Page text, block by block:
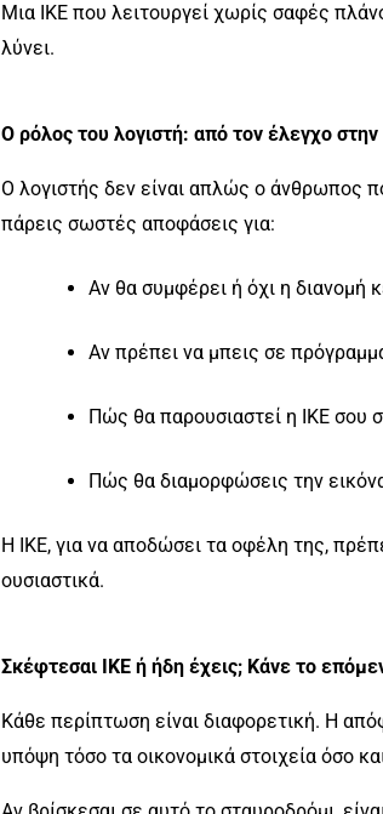
Μια ΙΚΕ που λειτουργεί χωρίς σαφές
λύνει.
Ο ρόλος του λογιστή: από τον έλεγχο
Ο λογιστής δεν είναι απλώς ο άνθρωπος
πάρεις σωστές αποφάσεις για:
Αν θα συμφέρει ή όχι η διανομή
Αν πρέπει να μπεις σε
Πώς θα παρουσιαστεί η ΙΚΕ σου
Πώς θα διαμορφώσεις την
Η ΙΚΕ, για να αποδώσει τα οφέλη της,
ουσιαστικά.
Σκέφτεσαι ΙΚΕ ή ήδη έχεις; Κάνε το
Κάθε περίπτωση είναι διαφορετική. Η
υπόψη τόσο τα οικονομικά στοιχεία όσο